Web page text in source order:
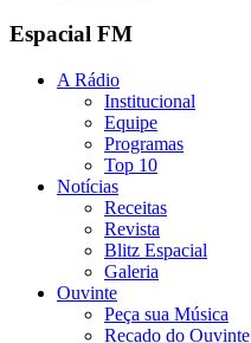
Espacial FM
A Rádio
Institucional
Equipe
Programas
Top 10
Notícias
Receitas
Revista
Blitz Espacial
Galeria
Ouvinte
Peça sua Música
Recado do Ouvinte